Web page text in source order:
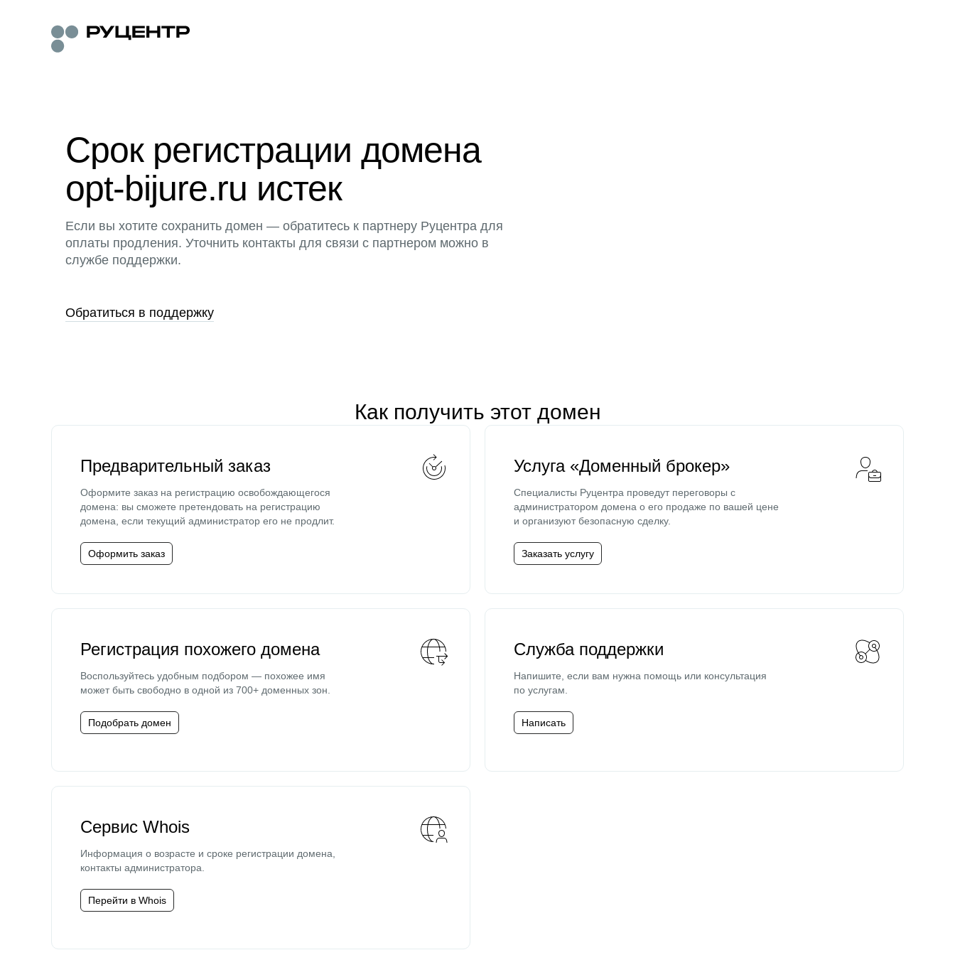
Срок регистрации домена
opt-bijure.ru истек
Если вы хотите сохранить домен — обратитесь к партнеру Руцентра для
оплаты продления. Уточнить контакты для связи с партнером можно в
службе поддержки.
Обратиться в поддержку
Как получить этот домен
Предварительный заказ
Оформите заказ на регистрацию освобождающегося
домена: вы сможете претендовать на регистрацию
домена, если текущий администратор его не продлит.
Оформить заказ
Услуга «Доменный брокер»
Специалисты Руцентра проведут переговоры с
администратором домена о его продаже по вашей цене
и организуют безопасную сделку.
Заказать услугу
Регистрация похожего домена
Воспользуйтесь удобным подбором — похожее имя
может быть свободно в одной из 700+ доменных зон.
Подобрать домен
Служба поддержки
Напишите, если вам нужна помощь или консультация
по услугам.
Написать
Сервис Whois
Информация о возрасте и сроке регистрации домена,
контакты администратора.
Перейти в Whois